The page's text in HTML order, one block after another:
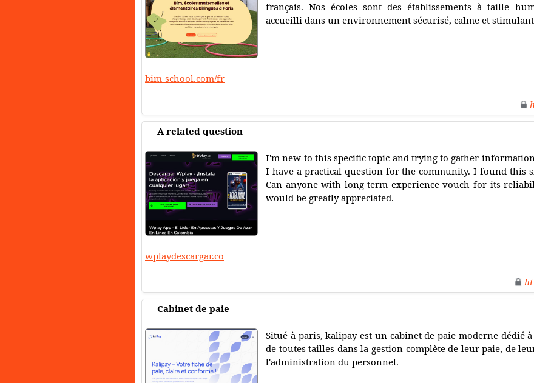
français. Nos écoles sont des établissements à taille
accueilli dans un environnement sécurisé, calme et
bim-school.com/fr
A related question
I'm new to this specific topic and trying to gather
I have a practical question for the community. I found this
Can anyone with long-term experience vouch for its
would be greatly appreciated.
wplaydescargar.co
Cabinet de paie
Situé à paris, kalipay est un cabinet de paie moderne dédié
de toutes tailles dans la gestion complète de leur paie, de
l'administration du personnel.